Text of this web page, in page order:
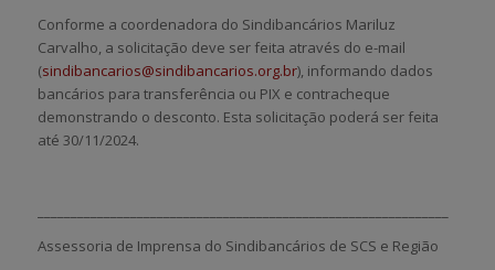
Conforme a coordenadora do Sindibancários Mariluz
Carvalho, a solicitação deve ser feita através do e-mail
(sindibancarios@sindibancarios.org.br), informando dados
bancários para transferência ou PIX e contracheque
demonstrando o desconto. Esta solicitação poderá ser feita
até 30/11/2024.
Assessoria de Imprensa do Sindibancários de SCS e Região